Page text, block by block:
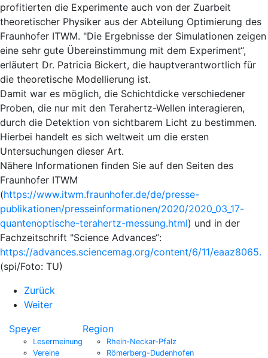
profitierten die Experimente auch von der Zuarbeit
theoretischer Physiker aus der Abteilung Optimierung des
Fraunhofer ITWM. "Die Ergebnisse der Simulationen zeigen
eine sehr gute Übereinstimmung mit dem Experiment“,
erläutert Dr. Patricia Bickert, die hauptverantwortlich für
die theoretische Modellierung ist.
Damit war es möglich, die Schichtdicke verschiedener
Proben, die nur mit den Terahertz-Wellen interagieren,
durch die Detektion von sichtbarem Licht zu bestimmen.
Hierbei handelt es sich weltweit um die ersten
Untersuchungen dieser Art.
Nähere Informationen finden Sie auf den Seiten des
Fraunhofer ITWM
(https://www.itwm.fraunhofer.de/de/presse-
publikationen/presseinformationen/2020/2020_03_17-
quantenoptische-terahertz-messung.html) und in der
Fachzeitschrift "Science Advances“:
https://advances.sciencemag.org/content/6/11/eaaz8065.
(spi/Foto: TU)
Zurück
Weiter
Speyer
Lesermeinung
Vereine
Region
Rhein-Neckar-Pfalz
Römerberg-Dudenhofen